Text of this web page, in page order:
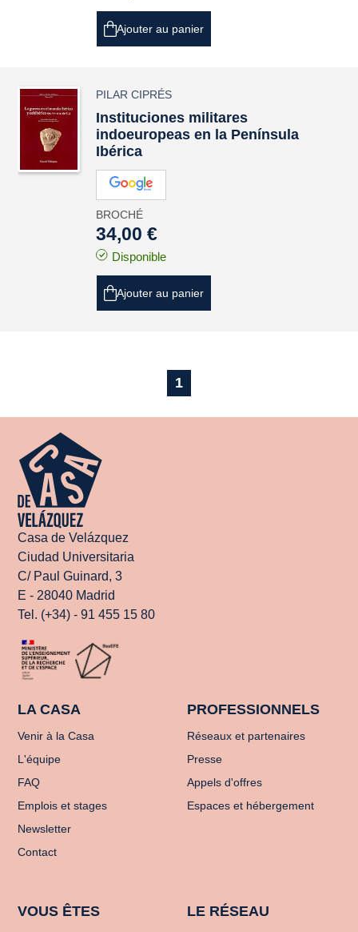
Ajouter au panier
PILAR CIPRÉS
Instituciones militares
indoeuropeas en la Península
Ibérica
BROCHÉ
34,00 €
Disponible
Ajouter au panier
1
Casa de Velázquez
Ciudad Universitaria
C/ Paul Guinard, 3
E - 28040 Madrid
Tel. (+34) - 91 455 15 80
LA CASA
Venir à la Casa
L'équipe
FAQ
Emplois et stages
Newsletter
Contact
PROFESSIONNELS
Réseaux et partenaires
Presse
Appels d'offres
Espaces et hébergement
VOUS ÊTES LE RÉSEAU